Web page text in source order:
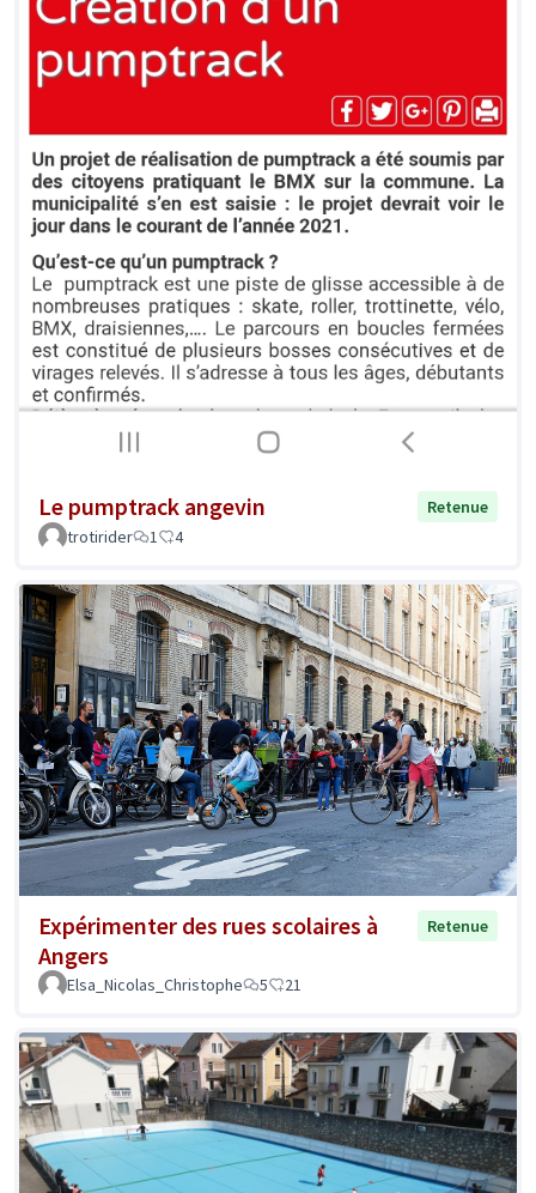
Le pumptrack angevin
Retenue
trotirider
1 4
Expérimenter des rues scolaires à
Angers
Retenue
Elsa_Nicolas_Christophe 5 21